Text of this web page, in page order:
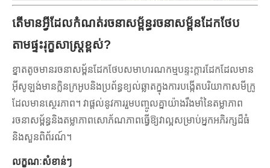
តើមានអ្វីដែលកំណត់រចនាសម្ព័ន្ធរចនាសម្ព័នដែកថែប
តាមផ្ទះរុក្ខសាស្ត្រខ្ពស់?
ខ្នាតតូចមានរចនាសម្ព័នដែកថែបសមាហរណកម្មបន្ទះក្តារដែកដែលមាន
អ៊ីសូឡង់មានក្លិនក្រអូបនិងប្រព័ន្ធខ្យល់ឆ្លាតក្នុងការបង្កើតបរិយាកាសមីក្រូ
ដែលមានស្ថេរភាព។ វាផ្តល់នូវការរួមបញ្ចូលគ្នាយ៉ាងរឹងមាំនៃតម្លាភាព
រចនាសម្ព័ន្ធនិងតម្លាភាពសោភ័ណភាពធ្វើឱ្យវាល្អសម្រាប់អ្នកអភិរក្សដ៏ធំ
និងសួនពិព័រណ៍។
លក្ខណៈសំខាន់ៗ